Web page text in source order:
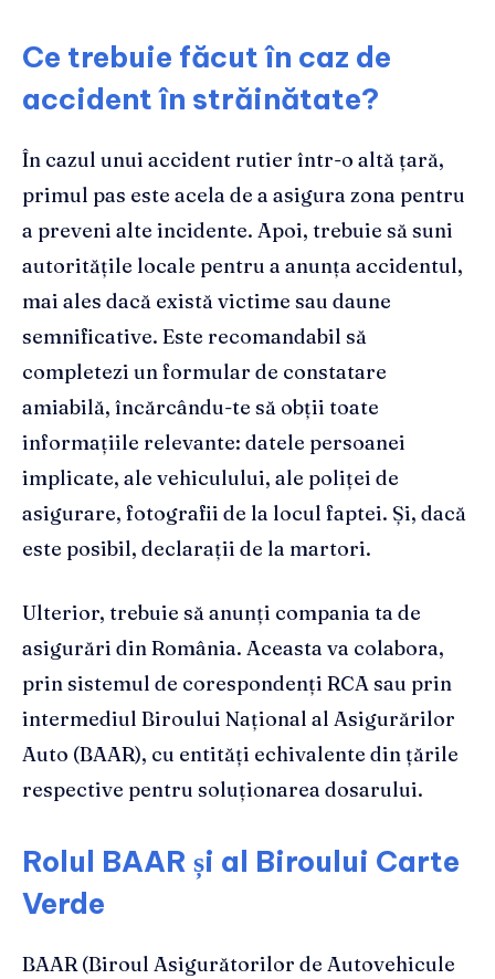
Ce trebuie făcut în caz de
accident în străinătate?
În cazul unui accident rutier într-o altă țară,
primul pas este acela de a asigura zona pentru
a preveni alte incidente. Apoi, trebuie să suni
autoritățile locale pentru a anunța accidentul,
mai ales dacă există victime sau daune
semnificative. Este recomandabil să
completezi un formular de constatare
amiabilă, încărcându-te să obții toate
informațiile relevante: datele persoanei
implicate, ale vehiculului, ale poliței de
asigurare, fotografii de la locul faptei. Și, dacă
este posibil, declarații de la martori.
Ulterior, trebuie să anunți compania ta de
asigurări din România. Aceasta va colabora,
prin sistemul de corespondenți RCA sau prin
intermediul Biroului Național al Asigurărilor
Auto (BAAR), cu entități echivalente din țările
respective pentru soluționarea dosarului.
Rolul BAAR și al Biroului Carte
Verde
BAAR (Biroul Asigurătorilor de Autovehicule